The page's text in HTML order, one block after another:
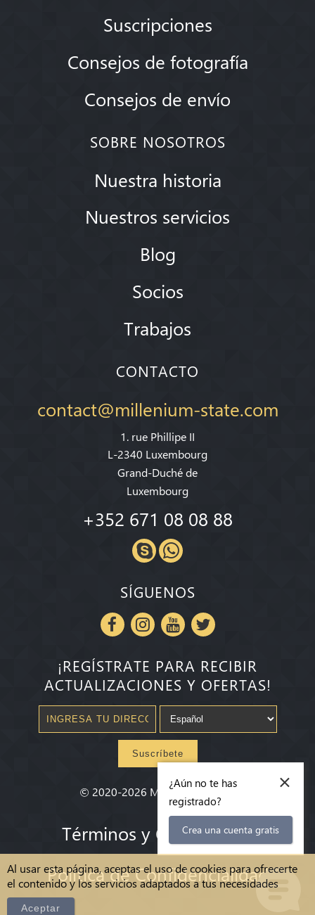
Al usar esta página, aceptas el uso de cookies para ofrecerte
el contenido y los servicios adaptados a tus necesidades
Aceptar
Suscripciones
Consejos de fotografía
Consejos de envío
SOBRE NOSOTROS
Nuestra historia
Nuestros servicios
Blog
Socios
Trabajos
CONTACTO
contact@millenium-state.com
1. rue Phillipe II
L-2340 Luxembourg
Grand-Duché de
Luxembourg
+352 671 08 08 88
SÍGUENOS
¡REGÍSTRATE PARA RECIBIR
ACTUALIZACIONES Y OFERTAS!
Suscríbete
© 2020-2026 Millenium State®
Términos y Condiciones
Política de Confidencialidad
×
¿Aún no te has
registrado?
Crea una cuenta gratis